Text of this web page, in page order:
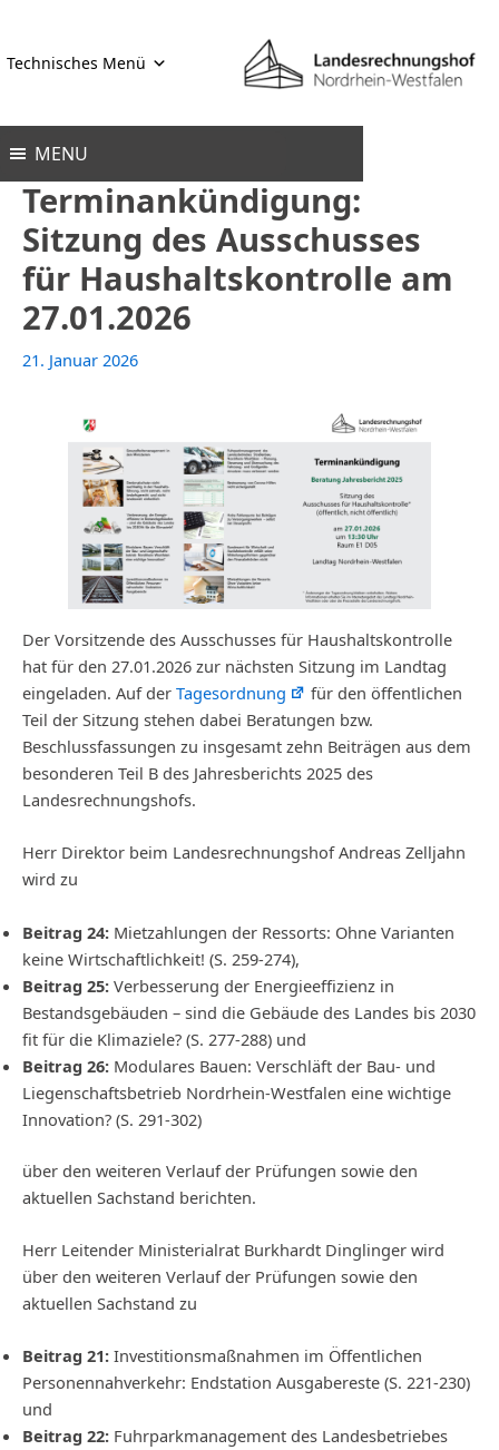
springen
Technisches Menü
MENU
Terminankündigung:
Sitzung des Ausschusses
für Haushaltskontrolle am
27.01.2026
21. Januar 2026
Der Vorsitzende des Ausschusses für Haushaltskontrolle
hat für den 27.01.2026 zur nächsten Sitzung im Landtag
eingeladen. Auf der Tagesordnung
für den öffentlichen
Teil der Sitzung stehen dabei Beratungen bzw.
Beschlussfassungen zu insgesamt zehn Beiträgen aus dem
besonderen Teil B des Jahresberichts 2025 des
Landesrechnungshofs.
Herr Direktor beim Landesrechnungshof Andreas Zelljahn
wird zu
Beitrag 24: Mietzahlungen der Ressorts: Ohne Varianten
keine Wirtschaftlichkeit! (S. 259-274),
Beitrag 25: Verbesserung der Energieeffizienz in
Bestandsgebäuden – sind die Gebäude des Landes bis 2030
fit für die Klimaziele? (S. 277-288) und
Beitrag 26: Modulares Bauen: Verschläft der Bau- und
Liegenschaftsbetrieb Nordrhein-Westfalen eine wichtige
Innovation? (S. 291-302)
über den weiteren Verlauf der Prüfungen sowie den
aktuellen Sachstand berichten.
Herr Leitender Ministerialrat Burkhardt Dinglinger wird
über den weiteren Verlauf der Prüfungen sowie den
aktuellen Sachstand zu
Beitrag 21: Investitionsmaßnahmen im Öffentlichen
Personennahverkehr: Endstation Ausgabereste (S. 221-230)
und
Beitrag 22: Fuhrparkmanagement des Landesbetriebes